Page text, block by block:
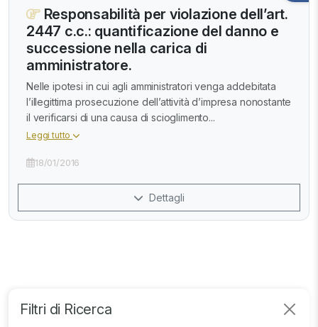
Filtri di Ricerca
Responsabilità per violazione dell’art.
2447 c.c.: quantificazione del danno e
successione nella carica di
amministratore.
Nelle ipotesi in cui agli amministratori venga addebitata
l’illegittima prosecuzione dell’attività d’impresa nonostante
il verificarsi di una causa di scioglimento...
Leggi tutto
18/01/2016
Dettagli